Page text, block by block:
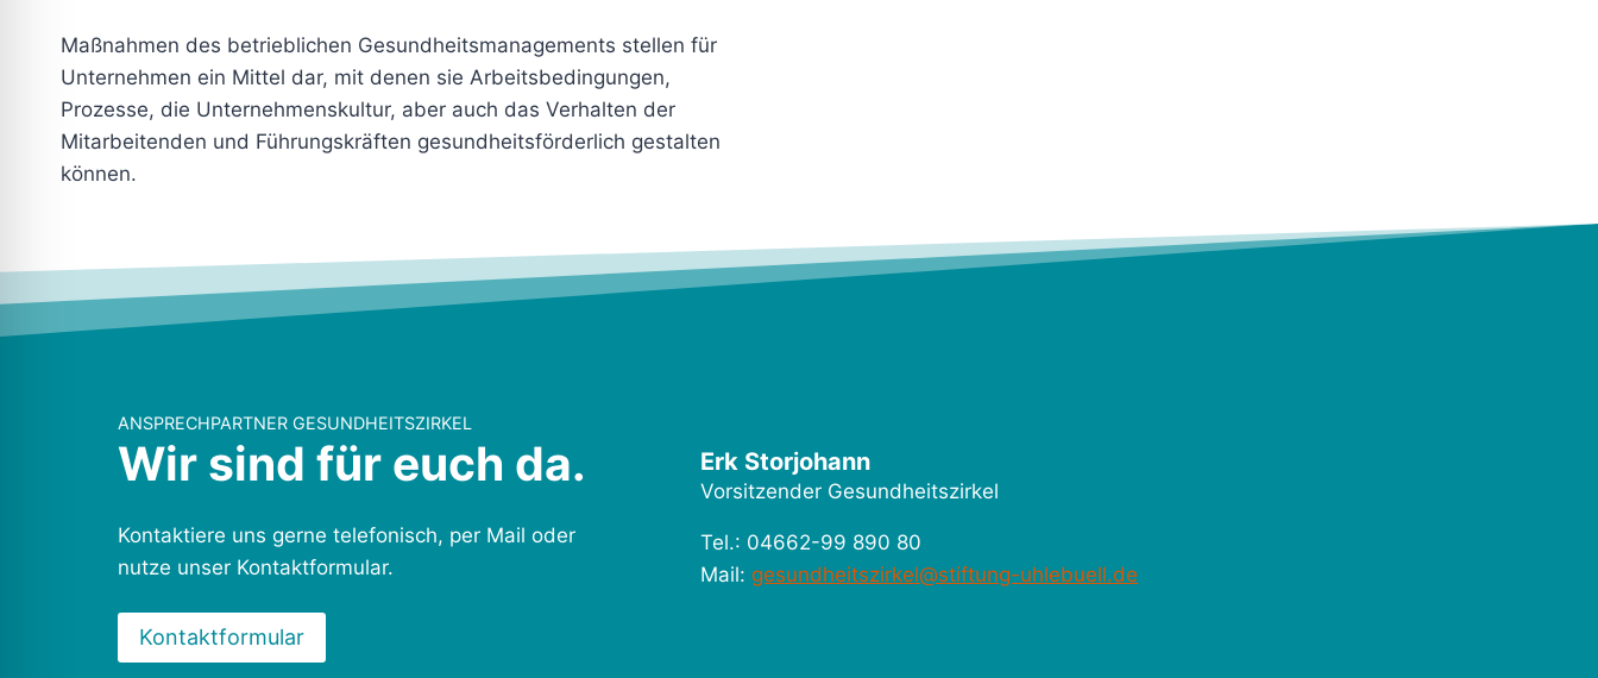
Maßnahmen des betrieblichen Gesundheitsmanagements stellen für
Unternehmen ein Mittel dar, mit denen sie Arbeitsbedingungen,
Prozesse, die Unternehmenskultur, aber auch das Verhalten der
Mitarbeitenden und Führungskräften gesundheitsförderlich gestalten
können.
ANSPRECHPARTNER GESUNDHEITSZIRKEL
Wir sind für euch da.
Kontaktiere uns gerne telefonisch, per Mail oder
nutze unser Kontaktformular.
Kontaktformular
Erk Storjohann
Vorsitzender Gesundheitszirkel
Tel.: 04662-99 890 80
Mail: gesundheitszirkel@stiftung-uhlebuell.de